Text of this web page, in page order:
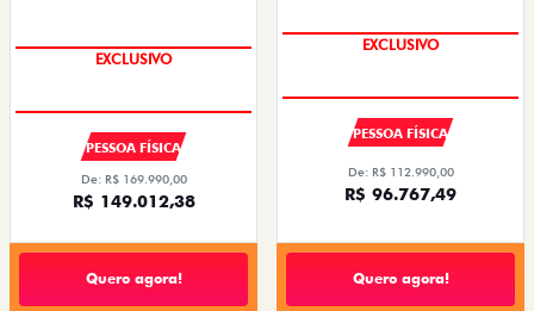
EXCLUSIVO
PESSOA FÍSICA
De: R$ 169.990,00
R$ 149.012,38
Quero agora!
EXCLUSIVO
PESSOA FÍSICA
De: R$ 112.990,00
R$ 96.767,49
Quero agora!